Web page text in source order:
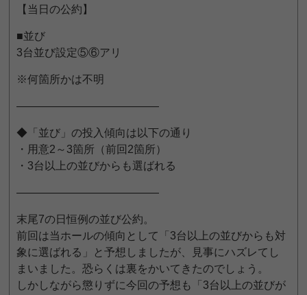
【当日の公約】
■並び
3台並び設定⑤⑥アリ
※何箇所かは不明
—————————————
◆「並び」の投入傾向は以下の通り
・用意2～3箇所（前回2箇所）
・3台以上の並びからも選ばれる
—————————————
末尾7の日恒例の並び公約。
前回は当ホールの傾向として「3台以上の並びからも対
象に選ばれる」と予想しましたが、見事にハズレてし
まいました。恐らくは裏をかいてきたのでしょう。
しかしながら懲りずに今回の予想も「3台以上の並びが